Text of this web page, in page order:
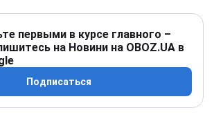
первыми в курсе главного –
на Новини на OBOZ.UA в
Подписаться